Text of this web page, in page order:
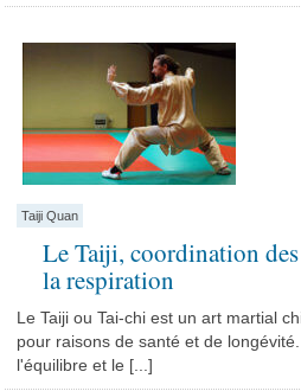
Taiji Quan
Le Taiji, coordination
la respiration
Le Taiji ou Tai-chi est un art martial
pour raisons de santé et de
l'équilibre et le [...]